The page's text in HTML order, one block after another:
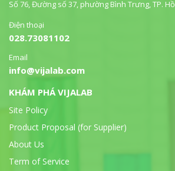
Số 76, Đường số 37, phường Bình Trưng, TP.
Điện thoại
028.73081102
Email
info@vijalab.com
KHÁM PHÁ VIJALAB
Site Policy
Product Proposal (for Supplier)
About Us
Term of Service